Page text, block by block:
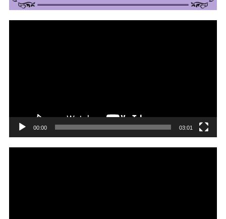
00:00 03:01